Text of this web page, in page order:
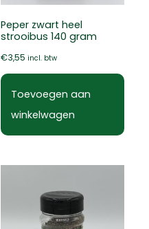
Peper zwart heel
strooibus 140 gram
€3,55 incl. btw
Toevoegen aan
winkelwagen